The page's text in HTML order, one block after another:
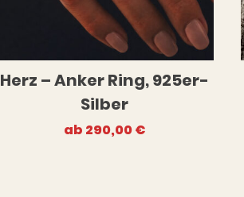
Herz – Anker Ring, 925er-
Silber
ab 290,00€